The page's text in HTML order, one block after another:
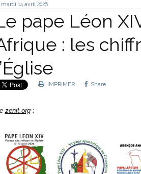
mardi 14 avril 2026
pape Léon
: les
IMPRIMER Share
zenit.org: